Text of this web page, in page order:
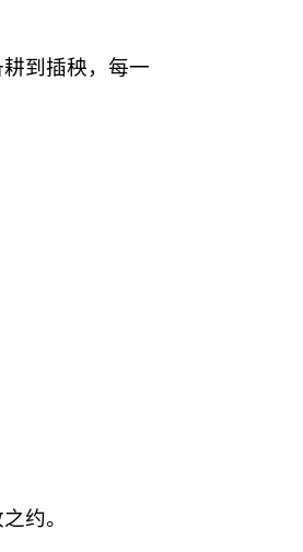
到插秧，每一
约。